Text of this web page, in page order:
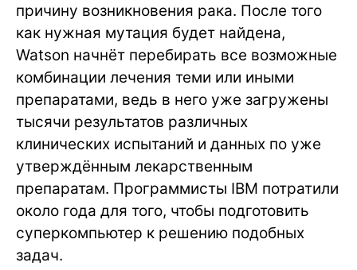
причину возникновения рака. После того
как нужная мутация будет найдена,
Watson начнёт перебирать все возможные
комбинации лечения теми или иными
препаратами, ведь в него уже загружены
тысячи результатов различных
клинических испытаний и данных по уже
утверждённым лекарственным
препаратам. Программисты IBM потратили
около года для того, чтобы подготовить
суперкомпьютер к решению подобных
задач.